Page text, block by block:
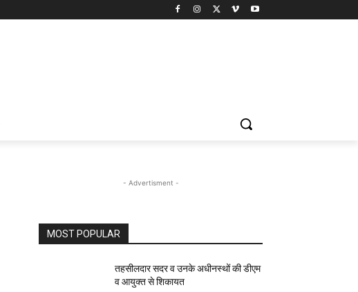
- Advertisment -
MOST POPULAR
तहसीलदार सदर व उनके अधीनस्थों की डीएम
व आयुक्त से शिकायत